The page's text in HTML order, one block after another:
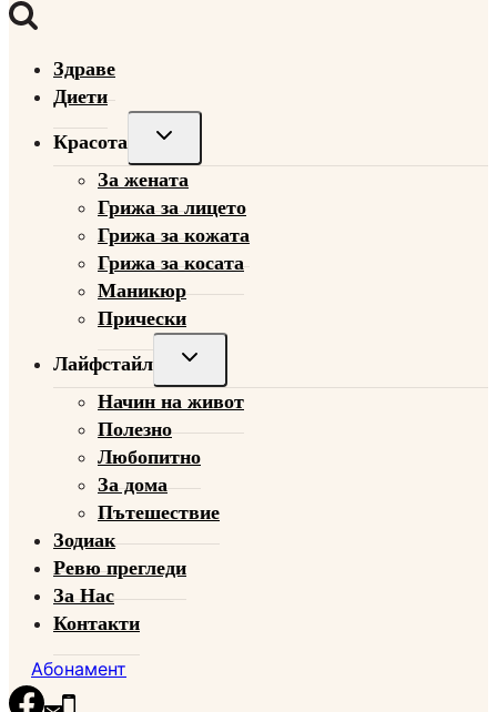
Здраве
Диети
Красота
Toggle
child
menu
За жената
Грижа за лицето
Грижа за кожата
Грижа за косата
Маникюр
Прически
Лайфстайл
Toggle
child
menu
Начин на живот
Полезно
Любопитно
За дома
Пътешествие
Зодиак
Ревю прегледи
За Нас
Контакти
Абонамент